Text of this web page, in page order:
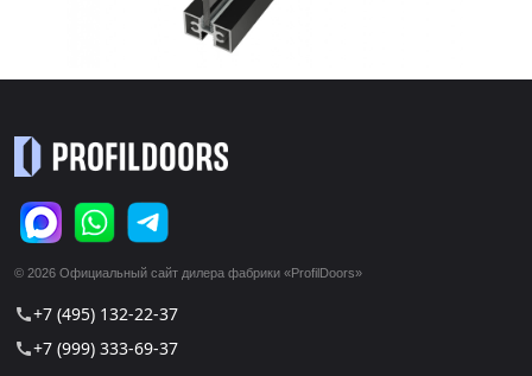
© 2026 Официальный сайт дилера фабрики «ProfilDoors»
call+7 (495) 132-22-37
call+7 (999) 333-69-37